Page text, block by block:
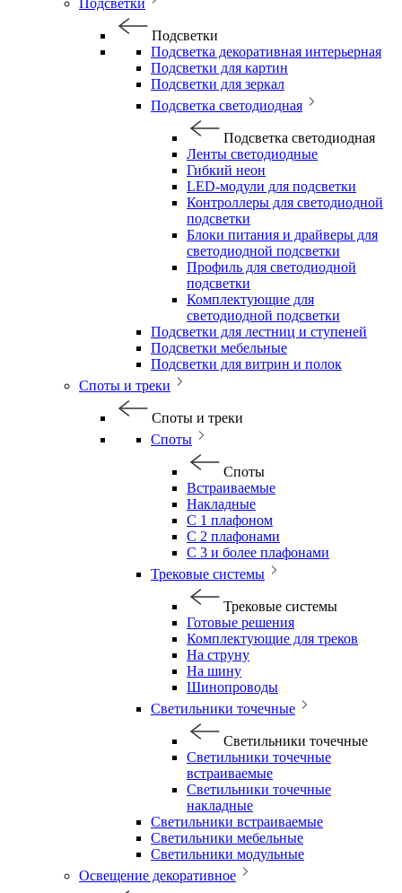
Подсветки
Подсветки
Подсветка декоративная интерьерная
Подсветки для картин
Подсветки для зеркал
Подсветка светодиодная
Подсветка светодиодная
Ленты светодиодные
Гибкий неон
LED-модули для подсветки
Контроллеры для светодиодной
подсветки
Блоки питания и драйверы для
светодиодной подсветки
Профиль для светодиодной
подсветки
Комплектующие для
светодиодной подсветки
Подсветки для лестниц и ступеней
Подсветки мебельные
Подсветки для витрин и полок
Споты и треки
Споты и треки
Споты
Споты
Встраиваемые
Накладные
С 1 плафоном
С 2 плафонами
С 3 и более плафонами
Трековые системы
Трековые системы
Готовые решения
Комплектующие для треков
На струну
На шину
Шинопроводы
Светильники точечные
Светильники точечные
Светильники точечные
встраиваемые
Светильники точечные
накладные
Светильники встраиваемые
Светильники мебельные
Светильники модульные
Освещение декоративное